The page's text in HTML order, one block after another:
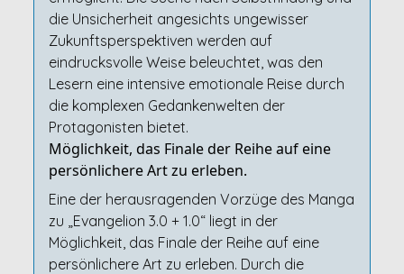
die Unsicherheit angesichts ungewisser
Zukunftsperspektiven werden auf
eindrucksvolle Weise beleuchtet, was den
Lesern eine intensive emotionale Reise durch
die komplexen Gedankenwelten der
Protagonisten bietet.
Möglichkeit, das Finale der Reihe auf eine
persönlichere Art zu erleben.
Eine der herausragenden Vorzüge des Manga
zu „Evangelion 3.0 + 1.0“ liegt in der
Möglichkeit, das Finale der Reihe auf eine
persönlichere Art zu erleben. Durch die